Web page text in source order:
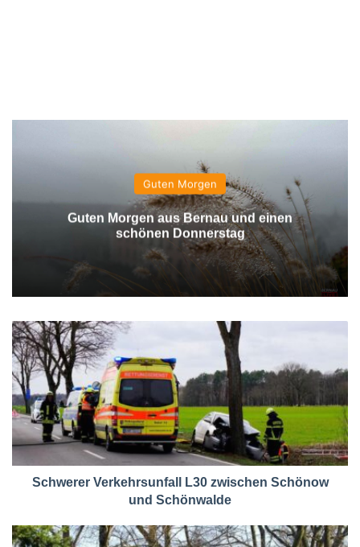
Guten Morgen
Guten Morgen aus Bernau und einen
schönen Donnerstag
Schwerer Verkehrsunfall L30 zwischen Schönow
und Schönwalde